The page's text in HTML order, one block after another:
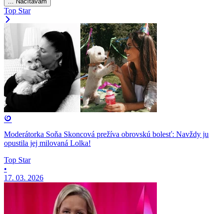
Top Star
Moderátorka Soňa Skoncová prežíva obrovskú bolesť: Navždy ju
opustila jej milovaná Lolka!
Top Star
•
17. 03. 2026